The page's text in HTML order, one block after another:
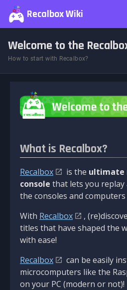
Recalbox Wiki
Welcome to the
How to start with Recalbox?
What is Recalbox?
Recalbox is the ultimate
console that lets you
the consoles and
With Recalbox
,
titles that have shaped the
with ease!
Recalbox
can be easily
microcomputers like the
on your PC (modern or not)!